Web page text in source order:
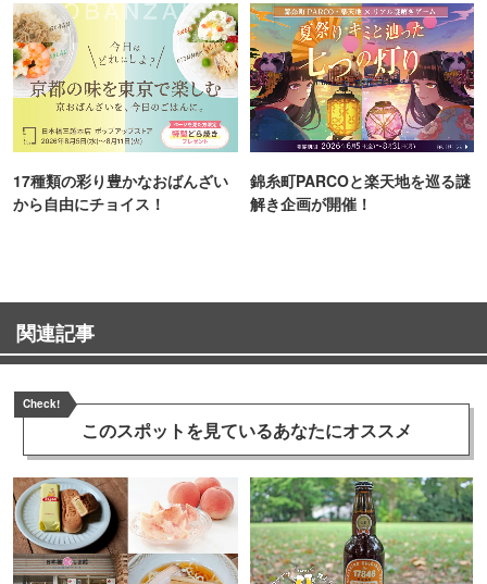
17種類の彩り豊かなおばんざい
から自由にチョイス！
錦糸町PARCOと楽天地を巡る謎
解き企画が開催！
関連記事
Check!
このスポットを見ているあなたにオススメ